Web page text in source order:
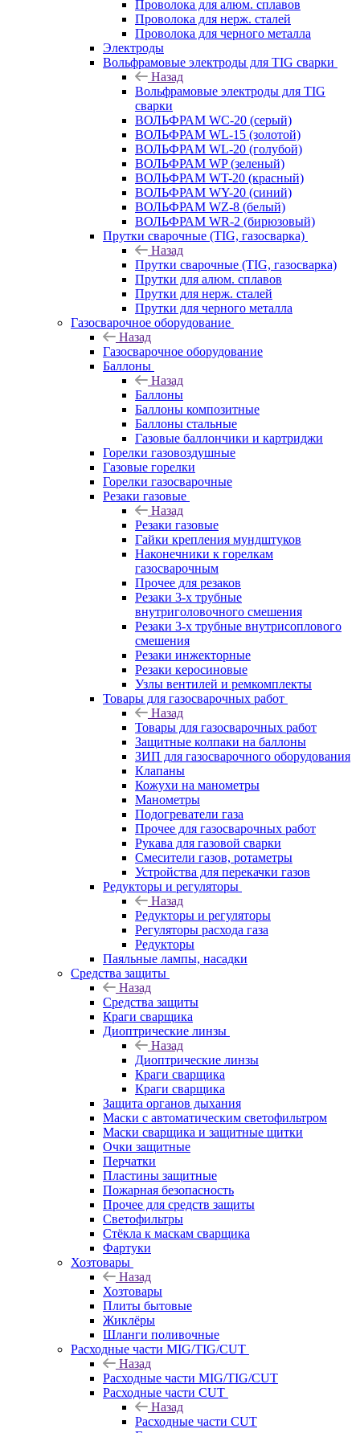
Проволока для алюм. сплавов
Проволока для нерж. сталей
Проволока для черного металла
Электроды
Вольфрамовые электроды для TIG сварки
Назад
Вольфрамовые электроды для TIG
сварки
ВОЛЬФРАМ WC-20 (серый)
ВОЛЬФРАМ WL-15 (золотой)
ВОЛЬФРАМ WL-20 (голубой)
ВОЛЬФРАМ WP (зеленый)
ВОЛЬФРАМ WT-20 (красный)
ВОЛЬФРАМ WY-20 (синий)
ВОЛЬФРАМ WZ-8 (белый)
ВОЛЬФРАМ WR-2 (бирюзовый)
Прутки сварочные (TIG, газосварка)
Назад
Прутки сварочные (TIG, газосварка)
Прутки для алюм. сплавов
Прутки для нерж. сталей
Прутки для черного металла
Газосварочное оборудование
Назад
Газосварочное оборудование
Баллоны
Назад
Баллоны
Баллоны композитные
Баллоны стальные
Газовые баллончики и картриджи
Горелки газовоздушные
Газовые горелки
Горелки газосварочные
Резаки газовые
Назад
Резаки газовые
Гайки крепления мундштуков
Наконечники к горелкам
газосварочным
Прочее для резаков
Резаки 3-х трубные
внутриголовочного смешения
Резаки 3-х трубные внутрисоплового
смешения
Резаки инжекторные
Резаки керосиновые
Узлы вентилей и ремкомплекты
Товары для газосварочных работ
Назад
Товары для газосварочных работ
Защитные колпаки на баллоны
ЗИП для газосварочного оборудования
Клапаны
Кожухи на манометры
Манометры
Подогреватели газа
Прочее для газосварочных работ
Рукава для газовой сварки
Смесители газов, ротаметры
Устройства для перекачки газов
Редукторы и регуляторы
Назад
Редукторы и регуляторы
Регуляторы расхода газа
Редукторы
Паяльные лампы, насадки
Средства защиты
Назад
Средства защиты
Краги сварщика
Диоптрические линзы
Назад
Диоптрические линзы
Краги сварщика
Краги сварщика
Защита органов дыхания
Маски с автоматическим светофильтром
Маски сварщика и защитные щитки
Очки защитные
Перчатки
Пластины защитные
Пожарная безопасность
Прочее для средств защиты
Светофильтры
Стёкла к маскам сварщика
Фартуки
Хозтовары
Назад
Хозтовары
Плиты бытовые
Жиклёры
Шланги поливочные
Расходные части MIG/TIG/CUT
Назад
Расходные части MIG/TIG/CUT
Расходные части CUT
Назад
Расходные части CUT